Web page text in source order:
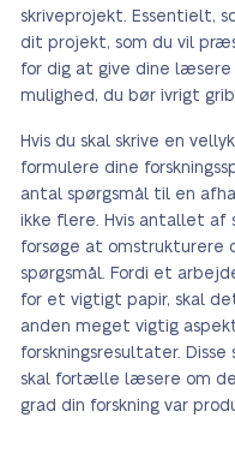
skriveprojekt. Essentielt,
dit projekt, som du vil
for dig at give dine
mulighed, du bør ivrigt
Hvis du skal skrive en
formulere dine
antal spørgsmål til en
ikke flere. Hvis antallet af
forsøge at omstrukturere
spørgsmål. Fordi et
for et vigtigt papir, skal
anden meget vigtig
forskningsresultater. Disse
skal fortælle læsere om de
grad din forskning var